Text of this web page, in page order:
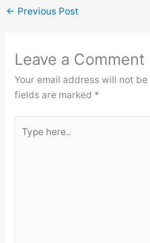
← Previous Post
Leave a Comment
Your email address will not
fields are marked *
here..